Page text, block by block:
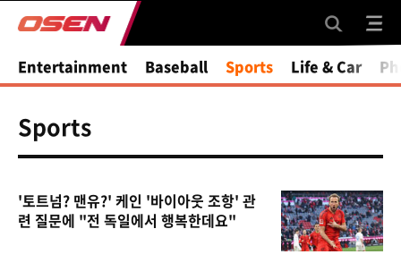
Entertainment Baseball Sports Life & Car
Sports
'토트넘? 맨유?' 케인 '바이아웃 조항' 관
련 질문에 "전 독일에서 행복한데요"